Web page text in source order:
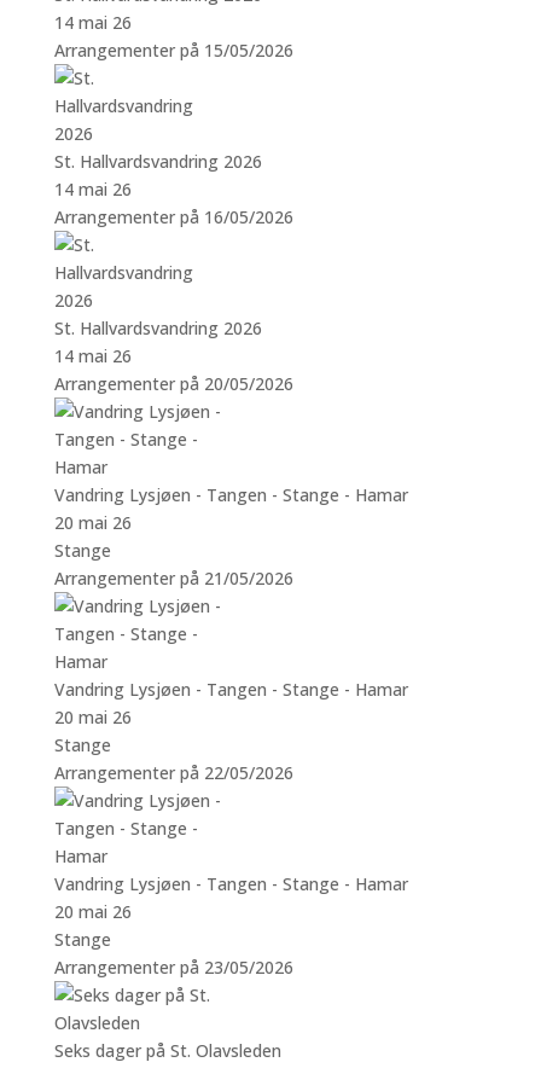
14 mai 26
Arrangementer på 15/05/2026
St. Hallvardsvandring 2026
14 mai 26
Arrangementer på 16/05/2026
St. Hallvardsvandring 2026
14 mai 26
Arrangementer på 20/05/2026
Vandring Lysjøen - Tangen - Stange - Hamar
20 mai 26
Stange
Arrangementer på 21/05/2026
Vandring Lysjøen - Tangen - Stange - Hamar
20 mai 26
Stange
Arrangementer på 22/05/2026
Vandring Lysjøen - Tangen - Stange - Hamar
20 mai 26
Stange
Arrangementer på 23/05/2026
Seks dager på St. Olavsleden